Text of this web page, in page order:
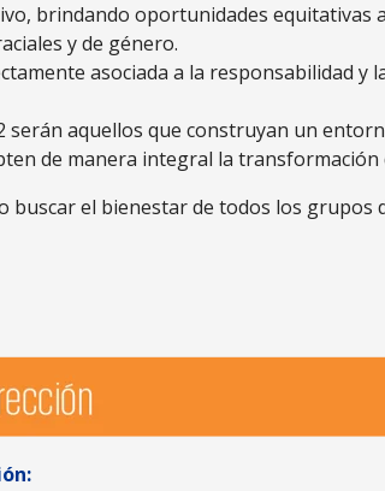
brindando oportunidades equitativas
y de género.
asociada a la responsabilidad y
serán aquellos que construyan un
de manera integral la transformación
buscar el bienestar de todos los grupos